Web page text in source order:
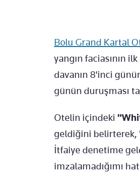
Bolu Grand Kartal
yangın faciasının
davanın 8'inci
günün duruşması
Otelin içindeki
geldiğini belirterek,
İtfaiye denetime
imzalamadığımı